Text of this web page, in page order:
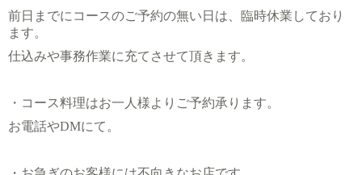
前日までにコースのご予約の無い日は、臨時休業しており
ます。
仕込みや事務作業に充てさせて頂きます。
・コース料理はお一人様よりご予約承ります。
お電話やDMにて。